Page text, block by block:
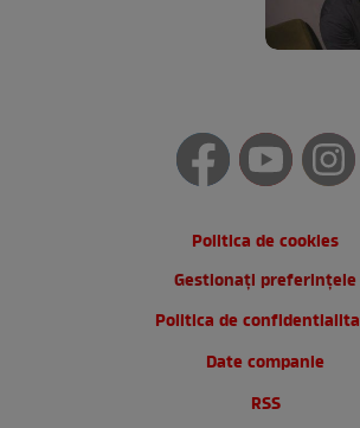
Politica de cookies
Gestionați preferințele
Politica de
Date companie
RSS